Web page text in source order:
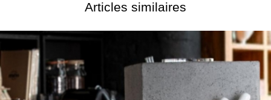
Articles similaires